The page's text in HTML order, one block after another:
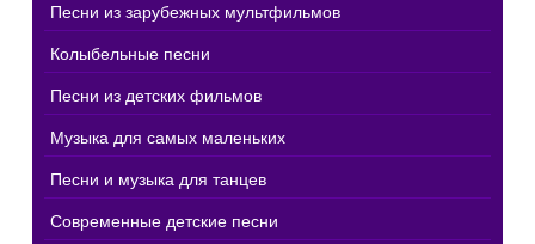
Песни из зарубежных мультфильмов
Колыбельные песни
Песни из детских фильмов
Музыка для самых маленьких
Песни и музыка для танцев
Современные детские песни